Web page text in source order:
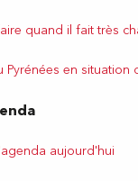
quand il fait très
Pyrénées en situation
aujourd'hui